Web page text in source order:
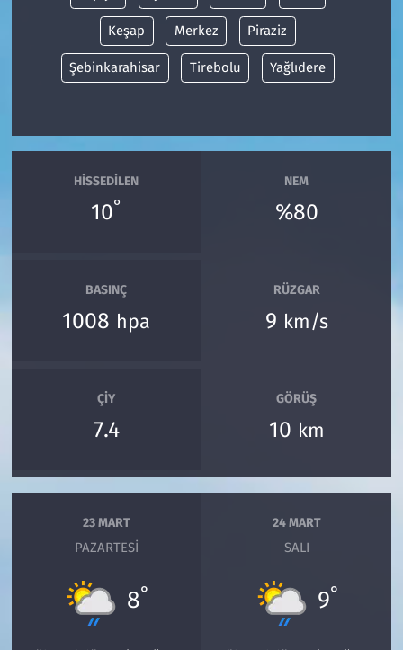
Keşap Merkez Piraziz
Şebinkarahisar Tirebolu Yağlıdere
HISSEDILEN
10°
NEM
%80
BASINÇ
1008 hpa
RÜZGAR
9 km/s
ÇIY
7.4
GÖRÜŞ
10 km
23 MART
PAZARTESI
8°
24 MART
SALI
9°
Tekirdağ